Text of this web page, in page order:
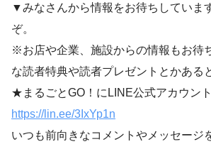
▼みなさんから情報をお待ちしていま
ぞ。
※お店や企業、施設からの情報もお待
な読者特典や読者プレゼントとかある
★まるごとGO！にLINE公式アカウント
https://lin.ee/3IxYp1n
いつも前向きなコメントやメッセージ